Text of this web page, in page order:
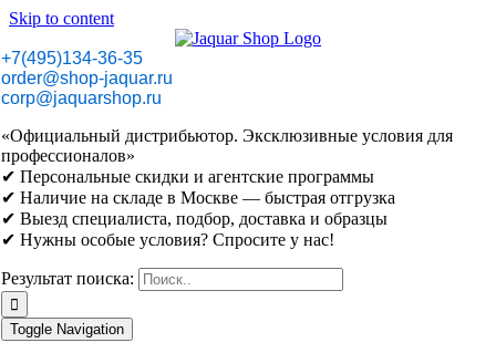
Skip to content
+7(495)134-36-35
order@shop-jaquar.ru
corp@jaquarshop.ru
«Официальный дистрибьютор. Эксклюзивные условия для
профессионалов»
✔ Персональные скидки и агентские программы
✔ Наличие на складе в Москве — быстрая отгрузка
✔ Выезд специалиста, подбор, доставка и образцы
✔ Нужны особые условия? Спросите у нас!
Результат поиска:
Toggle Navigation